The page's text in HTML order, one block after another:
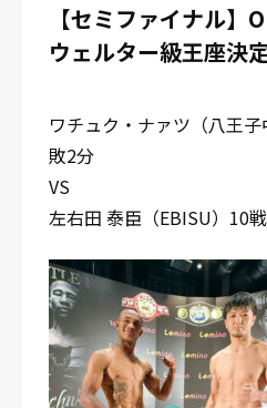
【セミファイナル】
ウェルター級王座決
ワチュク・ナァツ（八王
敗2分
VS
左右田 泰臣（EBISU）10